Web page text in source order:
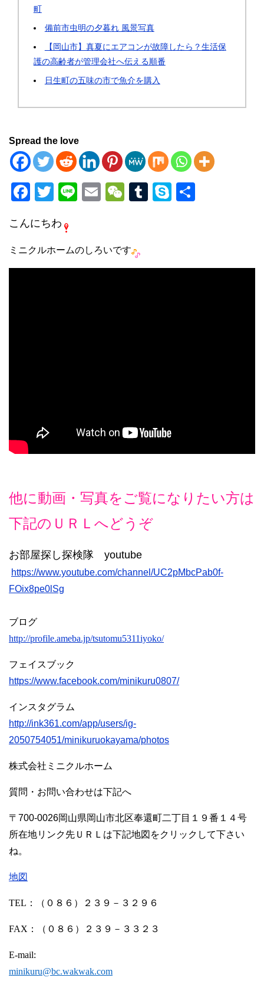
町
備前市虫明の夕暮れ 風景写真
【岡山市】真夏にエアコンが故障したら？生活保
護の高齢者が管理会社へ伝える順番
日生町の五味の市で魚介を購入
Spread the love
F
c
e
b
T
tt
er
Li
E
W
h
at
T
r
S
こんにちわ
ミニクルホームのしろいです
他に動画・写真をご覧になりたい方は
下記のＵＲＬへどうぞ
お部屋探し探検隊 youtube
https://www.youtube.com/channel/UC2pMbcPab0f-
FOix8pe0lSg
ブログ
http://profile.ameba.jp/tsutomu5311iyoko/
フェイスブック
https://www.facebook.com/minikuru0807/
インスタグラム
http://ink361.com/app/users/ig-
2050754051/minikuruokayama/photos
株式会社ミニクルホーム
質問・お問い合わせは下記へ
〒700-0026岡山県岡山市北区奉還町二丁目１９番１４号
所在地リンク先ＵＲＬは下記地図をクリックして下さい
ね。
地図
TEL ：（０８６）２３９－３２９６
FAX ：（０８６）２３９－３３２３
E-mail:
minikuru@bc.wakwak.com